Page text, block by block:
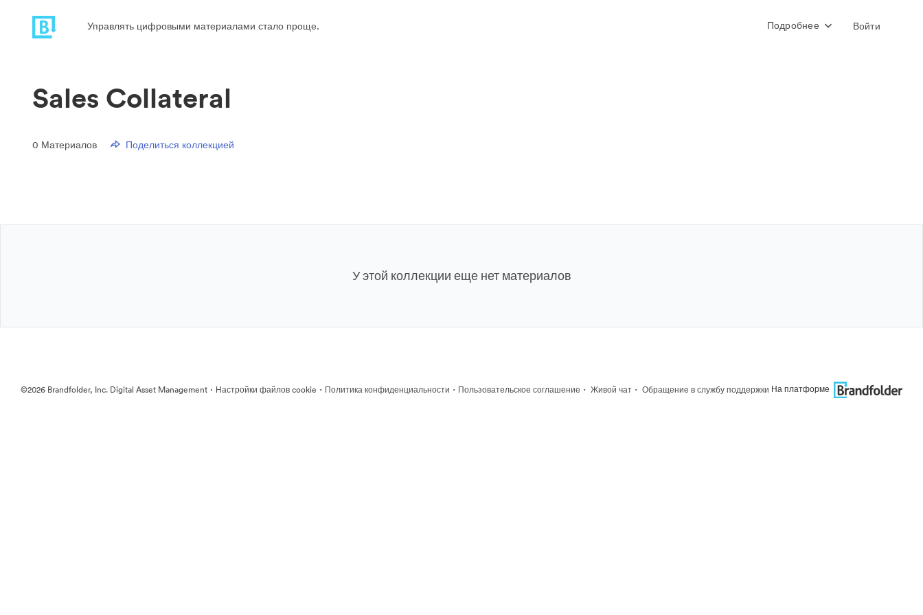
Управлять цифровыми материалами стало проще. Подробнее Войти
Sales Collateral
0 Материалов Поделиться коллекцией
У этой коллекции еще нет материалов
©2026 Brandfolder, Inc. Digital Asset Management · Настройки файлов cookie · Политика конфиденциальности · Пользовательское соглашение · Живой чат · Обращение в службу поддержки На платформе